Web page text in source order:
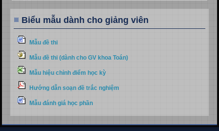
Biểu mẫu dành cho giảng viên
Mẫu đề thi
Mẫu đề thi (dành cho GV khoa Toán)
Mẫu hiệu chỉnh điểm học kỳ
Hướng dẫn soạn đề trắc nghiệm
Mẫu đánh giá học phần